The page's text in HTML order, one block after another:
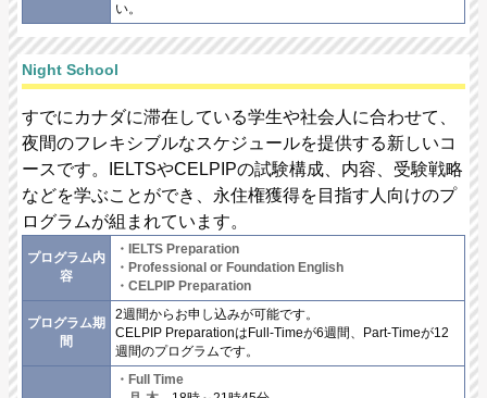
い。
Night School
すでにカナダに滞在している学生や社会人に合わせて、
夜間のフレキシブルなスケジュールを提供する新しいコ
ースです。IELTSやCELPIPの試験構成、内容、受験戦略
などを学ぶことができ、永住権獲得を目指す人向けのプ
ログラムが組まれています。
プログラム内
容
・IELTS Preparation
・Professional or Foundation English
・CELPIP Preparation
プログラム期
間
2週間からお申し込みが可能です。
CELPIP PreparationはFull-Timeが6週間、Part-Timeが12
週間のプログラムです。
・Full Time